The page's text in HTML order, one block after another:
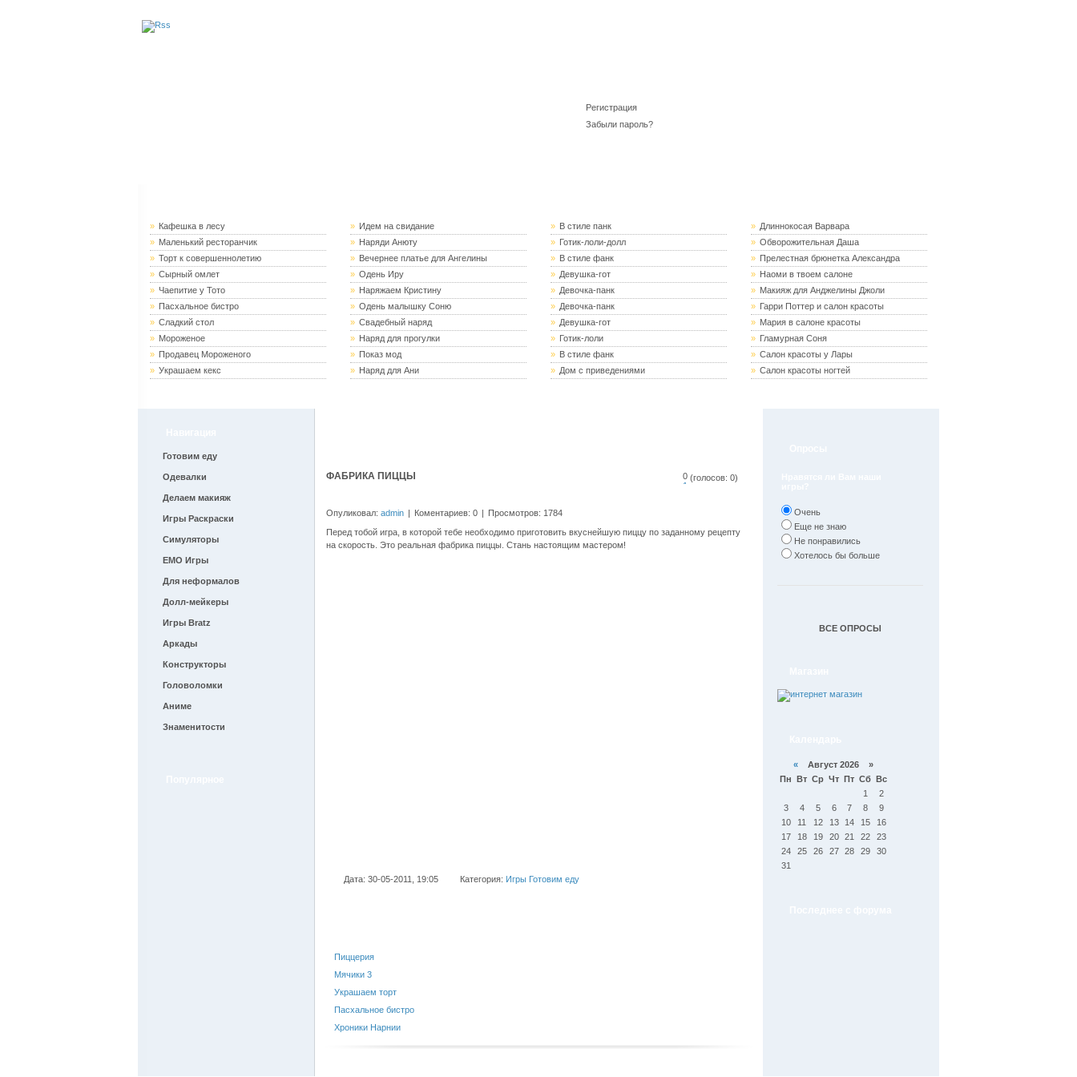
Регистрация
Забыли пароль?
» Кафешка в лесу
» Маленький ресторанчик
» Торт к совершеннолетию
» Сырный омлет
» Чаепитие у Тото
» Пасхальное бистро
» Сладкий стол
» Мороженое
» Продавец Мороженого
» Украшаем кекс
» Идем на свидание
» Наряди Анюту
» Вечернее платье для Ангелины
» Одень Иру
» Наряжаем Кристину
» Одень малышку Соню
» Свадебный наряд
» Наряд для прогулки
» Показ мод
» Наряд для Ани
» В стиле панк
» Готик-лоли-долл
» В стиле фанк
» Девушка-гот
» Девочка-панк
» Девочка-панк
» Девушка-гот
» Готик-лоли
» В стиле фанк
» Дом с приведениями
» Длиннокосая Варвара
» Обворожительная Даша
» Прелестная брюнетка Александра
» Наоми в твоем салоне
» Макияж для Анджелины Джоли
» Гарри Поттер и салон красоты
» Мария в салоне красоты
» Гламурная Соня
» Салон красоты у Лары
» Салон красоты ногтей
Готовим еду
Одевалки
Делаем макияж
Игры Раскраски
Симуляторы
EMO Игры
Для неформалов
Долл-мейкеры
Игры Bratz
Аркады
Конструкторы
Головоломки
Аниме
Знаменитости
Очень
Еще не знаю
Не понравились
Хотелось бы больше
ВСЕ ОПРОСЫ
« Август 2026 »
Пн Вт Ср Чт Пт Сб Вс
1
2
3
4 5 6 7 8
9
10
11 12 13 14 15
16
17
18 19 20 21 22
23
24
25 26 27 28 29
30
31
ФАБРИКА ПИЦЦЫ
0
1
(голосов: 0)
Опуликовал: admin | Коментариев: 0 | Просмотров: 1784
Перед тобой игра, в которой тебе необходимо приготовить вкуснейшую пиццу по заданному рецепту
на скорость. Это реальная фабрика пиццы. Стань настоящим мастером!
Дата: 30-05-2011, 19:05 Категория: Игры Готовим еду
Пиццерия
Мячики 3
Украшаем торт
Пасхальное бистро
Хроники Нарнии